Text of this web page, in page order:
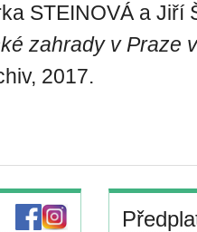
STEINOVÁ a Jiří
zahrady v Praze
2017.